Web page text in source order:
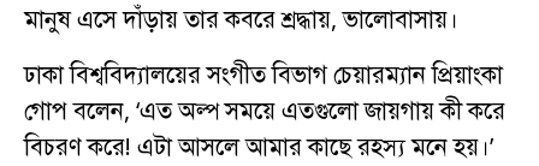
মানুষ এসে দাঁড়ায় তার কবরে শ্রদ্ধায়, ভালোবাসায়।
ঢাকা বিশ্ববিদ্যালয়ের সংগীত বিভাগ চেয়ারম্যান প্রিয়াংকা
গোপ বলেন, ‘এত অল্প সময়ে এতগুলো জায়গায় কী করে
বিচরণ করে! এটা আসলে আমার কাছে রহস্য মনে হয়।’